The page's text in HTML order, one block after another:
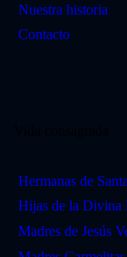
Nuestra historia
Contacto
Hermanas de
Hijas de la Divina
Madres de Jesús